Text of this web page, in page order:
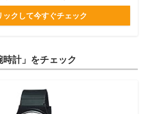
ックして今すぐチェック
計」をチェック